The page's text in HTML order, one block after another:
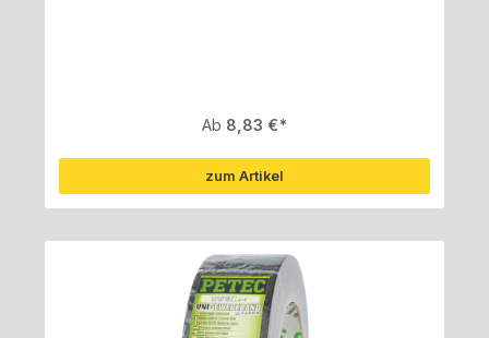
Regulärer Preis:
Ab 8,83 €
zum Artikel